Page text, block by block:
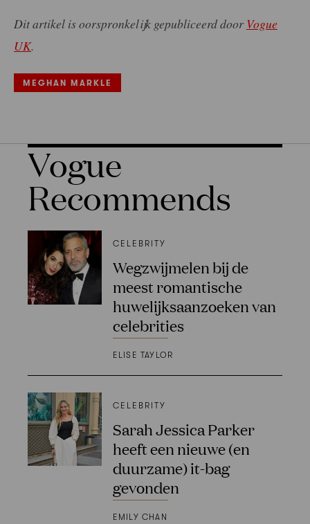
Dit artikel is oorspronkelijk gepubliceerd door Vogue
UK.
MEGHAN MARKLE
Vogue
Recommends
CELEBRITY
Wegzwijmelen bij de
meest romantische
huwelijksaanzoeken van
celebrities
ELISE TAYLOR
CELEBRITY
Sarah Jessica Parker
heeft een nieuwe (en
duurzame) it-bag
gevonden
EMILY CHAN